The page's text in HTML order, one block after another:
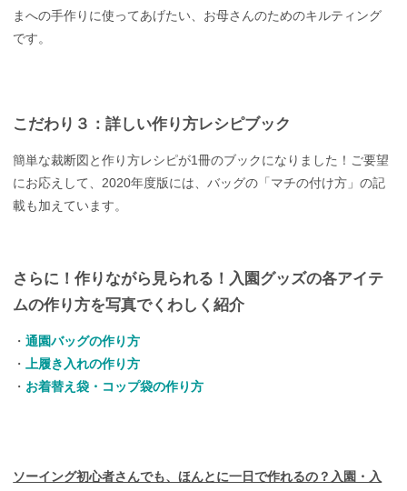
まへの手作りに使ってあげたい、お母さんのためのキルティング
です。
こだわり３：詳しい作り方レシピブック
簡単な裁断図と作り方レシピが1冊のブックになりました！ご要望
にお応えして、2020年度版には、バッグの「マチの付け方」の記
載も加えています。
さらに！作りながら見られる！入園グッズの各アイテ
ムの作り方を写真でくわしく紹介
・通園バッグの作り方
・上履き入れの作り方
・ お着替え袋・コップ袋の作り方
ソーイング初心者さんでも、ほんとに一日で作れるの？入園・入